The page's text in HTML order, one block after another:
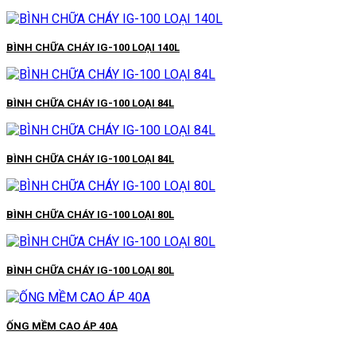
BÌNH CHỮA CHÁY IG-100 LOẠI 140L
BÌNH CHỮA CHÁY IG-100 LOẠI 84L
BÌNH CHỮA CHÁY IG-100 LOẠI 84L
BÌNH CHỮA CHÁY IG-100 LOẠI 80L
BÌNH CHỮA CHÁY IG-100 LOẠI 80L
ỐNG MỀM CAO ÁP 40A